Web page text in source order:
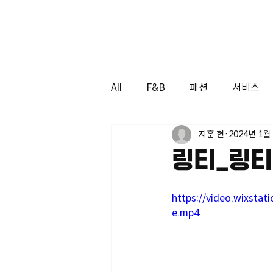
All F&B 패션 서비스
링티_링
지훈 현 2024년 1월
https://
e.mp4